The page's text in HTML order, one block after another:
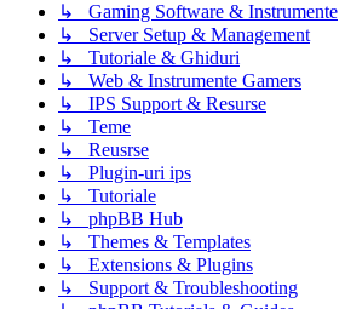
↳ Gaming Software & Instrumente
↳ Server Setup & Management
↳ Tutoriale & Ghiduri
↳ Web & Instrumente Gamers
↳ IPS Support & Resurse
↳ Teme
↳ Reusrse
↳ Plugin-uri ips
↳ Tutoriale
↳ phpBB Hub
↳ Themes & Templates
↳ Extensions & Plugins
↳ Support & Troubleshooting